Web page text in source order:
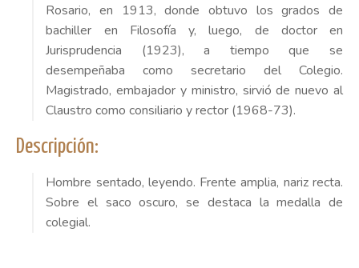
Rosario, en 1913, donde obtuvo los grados de
bachiller en Filosofía y, luego, de doctor en
Jurisprudencia (1923), a tiempo que se
desempeñaba como secretario del Colegio.
Magistrado, embajador y ministro, sirvió de nuevo al
Claustro como consiliario y rector (1968-73).
Descripción:
Hombre sentado, leyendo. Frente amplia, nariz recta.
Sobre el saco oscuro, se destaca la medalla de
colegial.